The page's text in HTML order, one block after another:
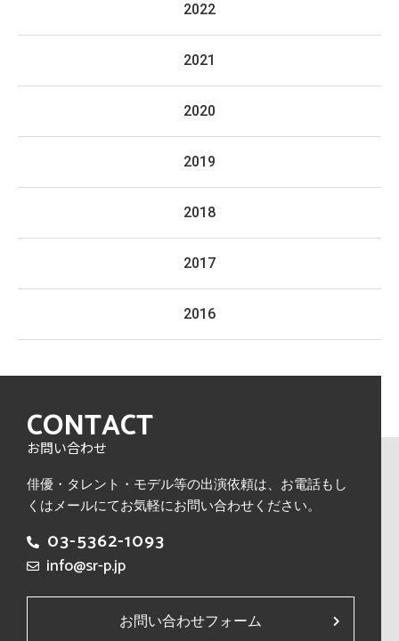
2022
2021
2020
2019
2018
2017
2016
CONTACT
お問い合わせ
俳優・タレント・モデル等の出演依頼は、 お電話もし
くはメールにてお気軽にお問い合わせください。
03-5362-1093
info@sr-p.jp
お問い合わせフォーム